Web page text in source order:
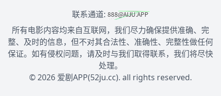
联系通道:
所有电影内容均来自互联网，我们尽力确保提供准确、完
整、及时的信息，但不对其合法性、准确性、完整性做任何
保证。如有侵权问题，请及时与我们取得联系，我们将尽快
处理。
© 2026 爱剧APP(52ju.cc). all rights reserved.